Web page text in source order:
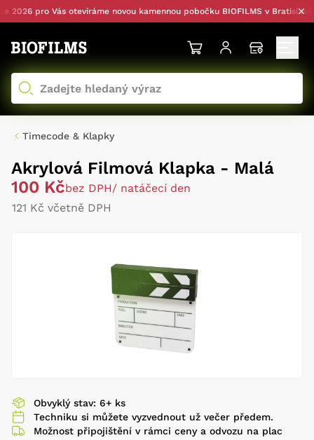
2026 pro Vás otevíráme novou kamennou pobočku BIOFILMS v
Timecode & Klapky
Akrylová Filmová Klapka - Malá
100 Kčbez DPH/ natáčecí den
121 Kč včetně DPH
Obvyklý stav: 6+ ks
Techniku si můžete vyzvednout už večer předem.
Možnost připojištění v rámci ceny a odvozu na plac